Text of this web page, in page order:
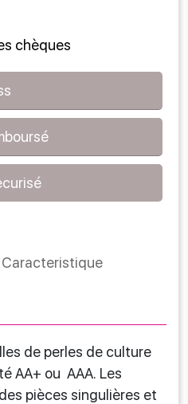
chèques
Caracteristique
de perles de culture
AA+ ou AAA. Les
pièces singulières et